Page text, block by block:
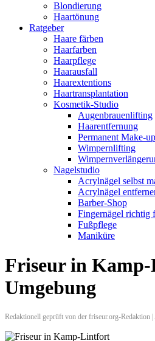
Blondierung
Haartönung
Ratgeber
Haare färben
Haarfarben
Haarpflege
Haarausfall
Haarextentions
Haartransplantation
Kosmetik-Studio
Augenbrauenlifting
Haarentfernung
Permanent Make-up
Wimpernlifting
Nagelstudio
Acrylnägel selbst
Acrylnägel
Barber-Shop
Fingernägel richtig
Fußpflege
Maniküre
Friseur in
Umgebung
Redaktionell geprüft von der friseur.org-Redaktion